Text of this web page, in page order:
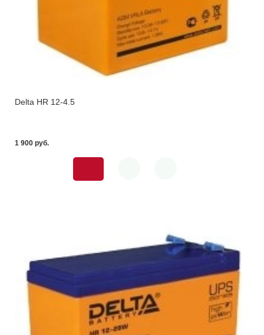
Delta HR 12-4.5
1 900 pуб.